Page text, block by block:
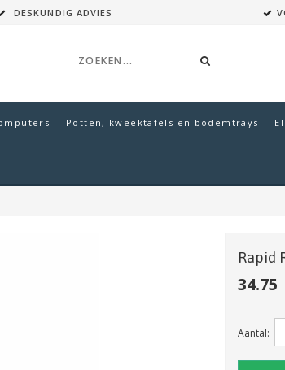
DESKUNDIG ADVIES
Potten, kweektafels en bodemtrays
Rapid
34.75
Aantal: